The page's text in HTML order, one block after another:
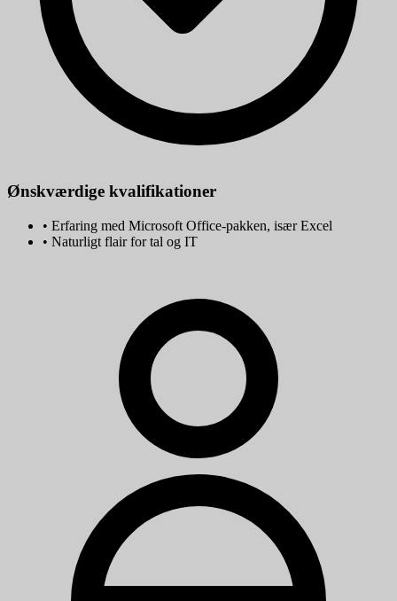
Ønskværdige kvalifikationer
• Erfaring med Microsoft Office-pakken, især Excel
• Naturligt flair for tal og IT